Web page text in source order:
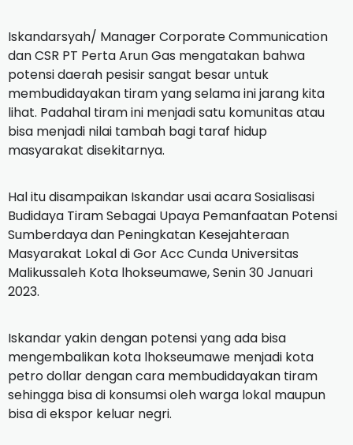
Iskandarsyah/ Manager Corporate Communication
dan CSR PT Perta Arun Gas mengatakan bahwa
potensi daerah pesisir sangat besar untuk
membudidayakan tiram yang selama ini jarang kita
lihat. Padahal tiram ini menjadi satu komunitas atau
bisa menjadi nilai tambah bagi taraf hidup
masyarakat disekitarnya.
Hal itu disampaikan Iskandar usai acara Sosialisasi
Budidaya Tiram Sebagai Upaya Pemanfaatan Potensi
Sumberdaya dan Peningkatan Kesejahteraan
Masyarakat Lokal di Gor Acc Cunda Universitas
Malikussaleh Kota lhokseumawe, Senin 30 Januari
2023.
Iskandar yakin dengan potensi yang ada bisa
mengembalikan kota lhokseumawe menjadi kota
petro dollar dengan cara membudidayakan tiram
sehingga bisa di konsumsi oleh warga lokal maupun
bisa di ekspor keluar negri.